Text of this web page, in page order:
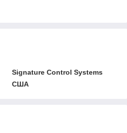
Signature Control Systems
США